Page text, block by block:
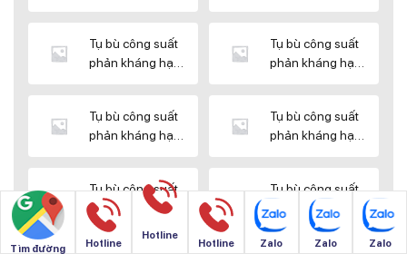
Tụ bù công suất
phản kháng hạ
Tụ bù công suất
phản kháng hạ
Tụ bù công suất
phản kháng hạ
Tụ bù công suất
phản kháng hạ
Tụ bù công suất
phản kháng hạ
thế SHIZUKI
Tụ bù công suất
phản kháng hạ
thế SINO
Tìm đường Hotline
Hotline
Hotline Zalo Zalo Zalo